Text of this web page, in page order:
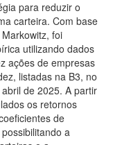
para reduzir o
carteira. Com base
foi
utilizando dados
ações de empresas
listadas na B3, no
de 2025. A partir
os retornos
de
a